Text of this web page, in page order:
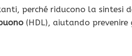
perché riducono la sintesi
(HDL), aiutando prevenire